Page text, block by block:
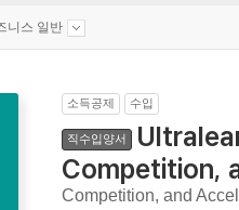
니스 일반
소득공제 수입
직수입양서
Competition,
Competition, and